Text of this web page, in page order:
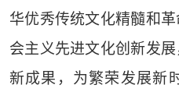
华优秀传统文化精髓和
会主义先进文化创新发
新成果，为繁荣发展新